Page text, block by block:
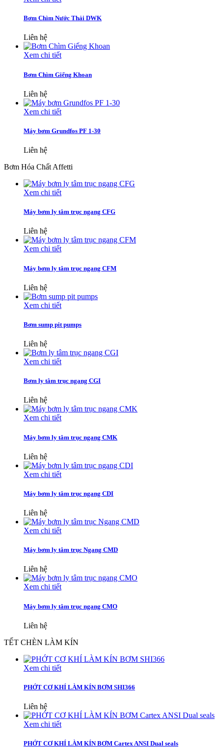
Bơm Chìm Nước Thải DWK
Liên hệ
Xem chi tiết
Bơm Chìm Giếng Khoan
Liên hệ
Xem chi tiết
Máy bơm Grundfos PF 1-30
Liên hệ
Bơm Hóa Chất Affetti
Xem chi tiết
Máy bơm ly tâm trục ngang CFG
Liên hệ
Xem chi tiết
Máy bơm ly tâm trục ngang CFM
Liên hệ
Xem chi tiết
Bơm sump pit pumps
Liên hệ
Xem chi tiết
Bơm ly tâm trục ngang CGI
Liên hệ
Xem chi tiết
Máy bơm ly tâm trục ngang CMK
Liên hệ
Xem chi tiết
Máy bơm ly tâm trục ngang CDI
Liên hệ
Xem chi tiết
Máy bơm ly tâm trục Ngang CMD
Liên hệ
Xem chi tiết
Máy bơm ly tâm trục ngang CMO
Liên hệ
TẾT CHÈN LÀM KÍN
Xem chi tiết
PHỚT CƠ KHÍ LÀM KÍN BƠM SHI366
Liên hệ
Xem chi tiết
PHỚT CƠ KHÍ LÀM KÍN BƠM Cartex ANSI Dual seals